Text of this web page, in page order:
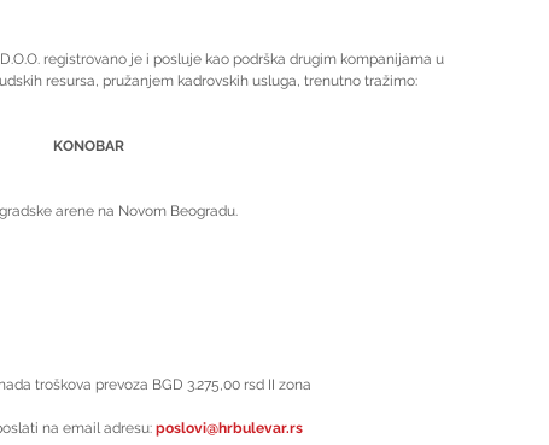
registrovano je i posluje kao podrška drugim kompanijama u
resursa, pružanjem kadrovskih usluga, trenutno tražimo:
KONOBAR
arene na Novom Beogradu.
troškova prevoza BGD 3.275,00 rsd II zona
na email adresu: poslovi@hrbulevar.rs